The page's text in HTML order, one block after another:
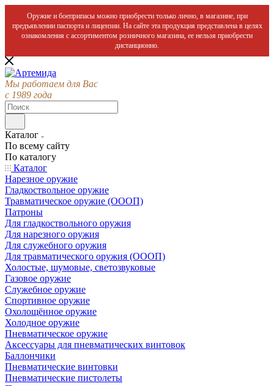
Оружие и боеприпасы можно приобрести только лично, в магазине, при
предъявлении паспорта и лицензии. На сайте эта продукция представлена в целях
ознакомления с ассортиментом розничного магазина, ее нельзя приобрести
дистанционно.
Мы работаем для Вас
с 1989 года
Каталог
По всему сайту
По каталогу
Каталог
Нарезное оружие
Гладкоствольное оружие
Травматическое оружие (ОООП)
Патроны
Для гладкоствольного оружия
Для нарезного оружия
Для служебного оружия
Для травматического оружия (ОООП)
Холостые, шумовые, светозвуковые
Газовое оружие
Служебное оружие
Спортивное оружие
Охолощённое оружие
Холодное оружие
Пневматическое оружие
Аксессуары для пневматических винтовок
Баллончики
Пневматические винтовки
Пневматические пистолеты